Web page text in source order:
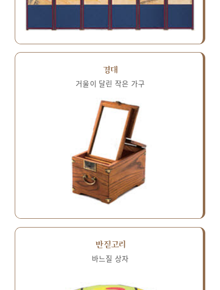
경대
거울이 달린 작은 가구
반짇고리
바느질 상자